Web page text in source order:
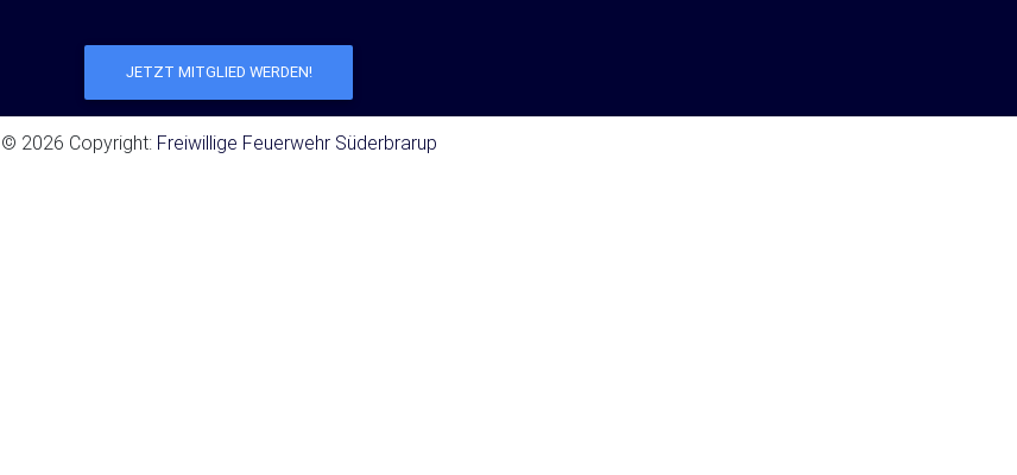
JETZT MITGLIED WERDEN!
© 2026 Copyright: Freiwillige Feuerwehr Süderbrarup